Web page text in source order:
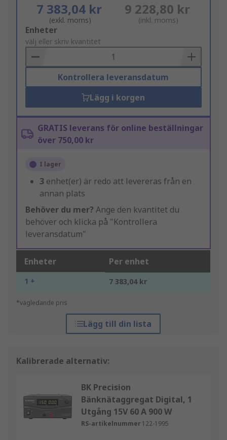
7 383,04 kr
(exkl. moms)
9 228,80 kr
(inkl. moms)
Add
to
Basket
Enheter
välj eller skriv kvantitet
Kontrollera leveransdatum
Lägg i korgen
GRATIS leverans för online beställningar
över 750,00 kr
I lager
3 enhet(er) är redo att levereras från en
annan plats
Behöver du mer? Ange den kvantitet du
behöver och klicka på "Kontrollera
leveransdatum"
Enheter Per enhet
1 + 7 383,04 kr
*vägledande pris
Lägg till din lista
Kalibrerade alternativ:
BK Precision
Bänknätaggregat Digital, 1
Utgång 15V 60 A 900 W
RS-artikelnummer 122-1995